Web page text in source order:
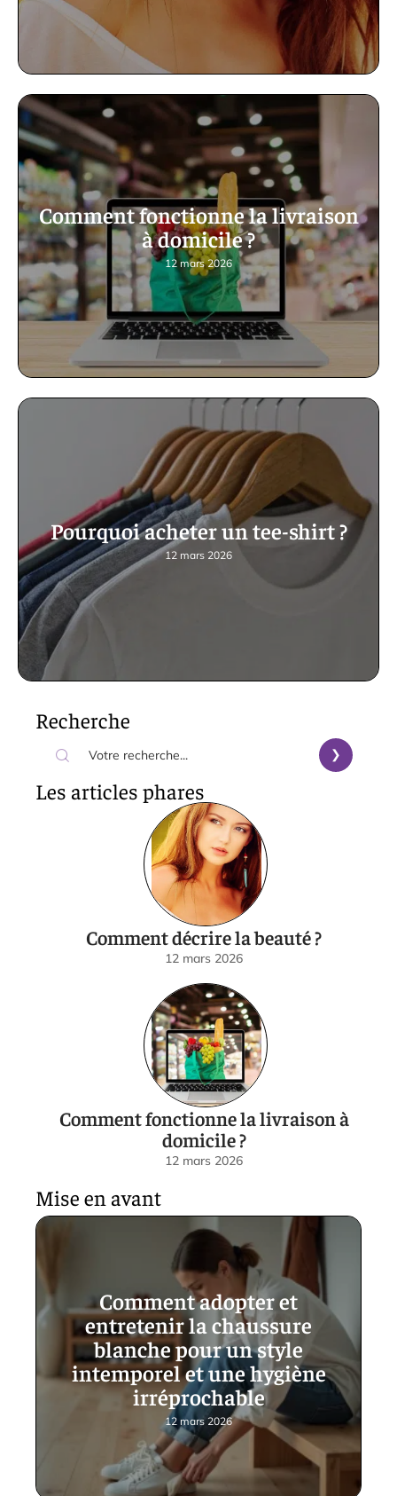
Comment fonctionne la livraison
à domicile ?
12 mars 2026
Pourquoi acheter un tee-shirt ?
12 mars 2026
Recherche
Les articles phares
Comment décrire la beauté ?
12 mars 2026
Comment fonctionne la livraison à
domicile ?
12 mars 2026
Mise en avant
Comment adopter et
entretenir la chaussure
blanche pour un style
intemporel et une hygiène
irréprochable
12 mars 2026